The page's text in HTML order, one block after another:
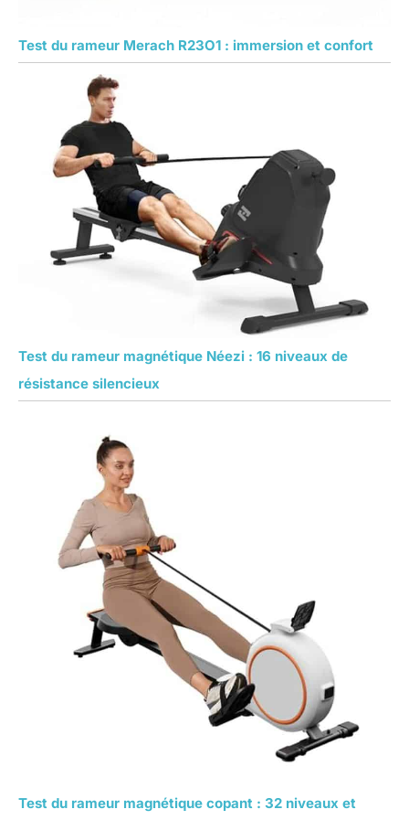
Test du rameur Merach R23O1 : immersion et confort
Test du rameur magnétique Néezi : 16 niveaux de
résistance silencieux
Test du rameur magnétique copant : 32 niveaux et